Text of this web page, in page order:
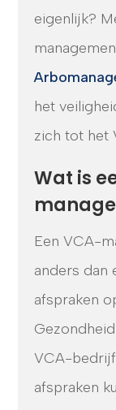
eigenlijk?
het
zich tot het
Wat is
Een VCA-
anders dan
afspraken
VCA-
afspraken